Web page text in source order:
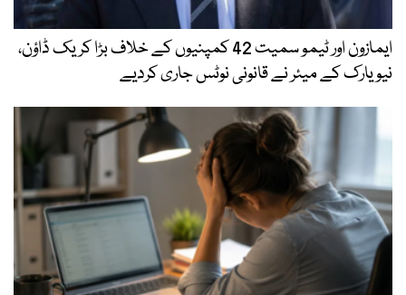
ایمازون اور ٹیمو سمیت 42 کمپنیوں کے خلاف بڑا کریک ڈاؤن،
نیویارک کے میئر نے قانونی نوٹس جاری کردیے